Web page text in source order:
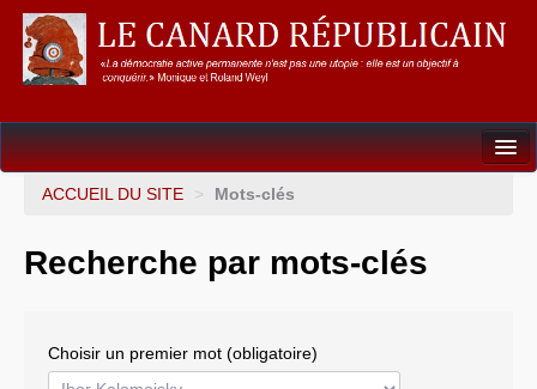
Dossiers
Gouvernance mondiale & mondialisation
ACCUEIL DU SITE > Mots-clés
Recherche par mots-clés
Choisir un premier mot (obligatoire)